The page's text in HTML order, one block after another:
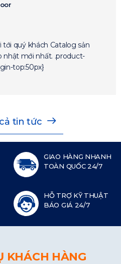
quý khách Catalog sản
nhất. .product-
top:50px}
tin tức
GIAO HÀNG NHANH
TOÀN QUỐC 24/7
HỖ TRỢ KỸ THUẬT
BÁO GIÁ 24/7
KHÁCH HÀNG